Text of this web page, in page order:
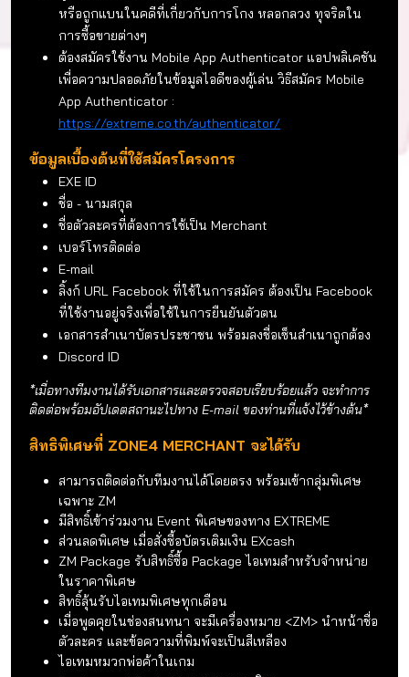
ลงทะเบียนก่อนได้รับสิทธิ์ก่อน
คุณสมบัติของผู้สมัครโครงการ
ผู้สมัครโครงการจะต้องมีอายุ 20 ปีขึ้นไป
ตัวละครในเกม Zone4 ของผู้สมัครจะต้องมีเลเวล 55 ขึ้นไป
เติมเงินสะสมครบ 100,000 บาท ขึ้นไป (นับการเติมเงินทุก
รายการ) เริ่มนับยอดตั้งแต่วันที่ 1 - 31 มกราคม 2569
เป็นต้นไป จนถึงวันปิดรับสมัคร
ผู้เล่นที่สมัครจะต้องไม่มีประวัติการทำผิดกฏกติกาในเกม
หรือถูกแบนในคดีที่เกี่ยวกับการโกง หลอกลวง ทุจริตใน
การซื้อขายต่างๆ
ต้องสมัครใช้งาน Mobile App Authenticator แอปพลิเคชัน
เพื่อความปลอดภัยในข้อมูลไอดีของผู้เล่น วิธีสมัคร Mobile
App Authenticator :
https://extreme.co.th/authenticator/
ข้อมูลเบื้องต้นที่ใช้สมัครโครงการ
ชื่อ - นามสกุล
ชื่อตัวละครที่ต้องการใช้เป็น Merchant
เบอร์โทรติดต่อ
E-mail
ลิ้งก์ URL Facebook ที่ใช้ในการสมัคร ต้องเป็น Facebook
ที่ใช้งานอยู่จริงเพื่อใช้ในการยืนยันตัวตน
เอกสารสำเนาบัตรประชาชน พร้อมลงชื่อเซ็นสำเนาถูกต้อง
Discord ID
*เมื่อทางทีมงานได้รับเอกสารและตรวจสอบเรียบร้อยแล้ว จะทำการ
ติดต่อพร้อมอัปเดตสถานะไปทาง E-mail ของท่านที่แจ้งไว้ข้างต้น*
สิทธิพิเศษที่ ZONE4 MERCHANT จะได้รับ
สามารถติดต่อกับทีมงานได้โดยตรง พร้อมเข้ากลุ่มพิเศษ